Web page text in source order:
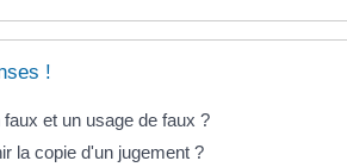
!
et un usage de faux ?
la copie d'un jugement ?